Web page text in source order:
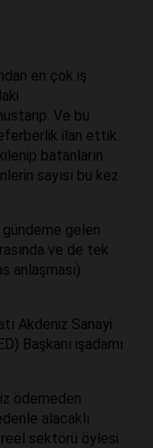
en çok iş
Ve bu
ilan ettik.
batanların
sayısı bu kez
gelen
ve de tek
anlaşması)
Akdeniz Sanayi
Başkanı işadamı
ödemeden
alacaklı
reel sektörü öylesi